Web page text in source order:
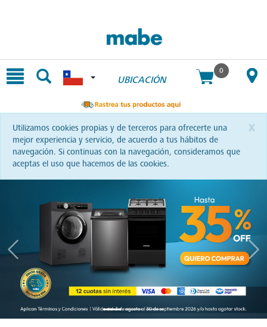
UBICACIÓN
0
x
Utilizamos cookies propias y de terceros para ofrecerte una
mejor experiencia y servicio, de acuerdo a tus hábitos de
navegación. Si continuas con la navegación, consideramos que
aceptas el uso que hacemos de las cookies.
Previous